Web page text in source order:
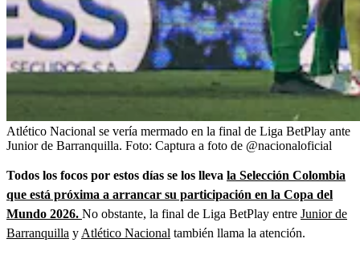
Atlético Nacional se vería mermado en la final de Liga BetPlay ante
Junior de Barranquilla. Foto: Captura a foto de @nacionaloficial
Todos los focos por estos días se los lleva la Selección Colombia
que está próxima a arrancar su participación en la Copa del
Mundo 2026. No obstante, la final de Liga BetPlay entre Junior de
Barranquilla yAtlético Nacional también llama la atención.